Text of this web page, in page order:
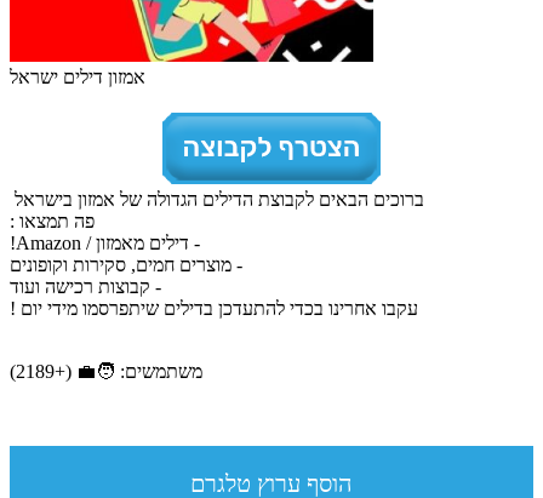
אמזון דילים ישראל
ברוכים הבאים לקבוצת הדילים הגדולה של אמזון בישראל
פה תמצאו :
- דילים מאמזון / Amazon!
- מוצרים חמים, סקירות וקופונים
- קבוצות רכישה ועוד
עקבו אחרינו בכדי להתעדכן בדילים שיתפרסמו מידי יום !
משתמשים: 🧑‍💼 (+2189)
הוסף ערוץ טלגרם